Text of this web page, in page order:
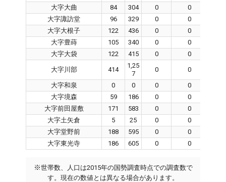
大字大曲
84 304 0
0
大字諏訪堂
96 329 0
0
大字大根子
122 436 0
0
大字豊蒔
105 340 0
0
大字大袋
122 415 0 0
大字川部 414
1,25
7
0 0
大字和泉 0 0 0
0
大字境森
59 186 0
0
大字前田屋敷
171 583 0
0
大字土矢倉
5 25 0
0
大字堂野前
188 595 0
0
大字東光寺
186 605 0 0
※世帯数、人口は2015年の国勢調査時点での調査数で
す。現在の数値とは異なる場合があります。